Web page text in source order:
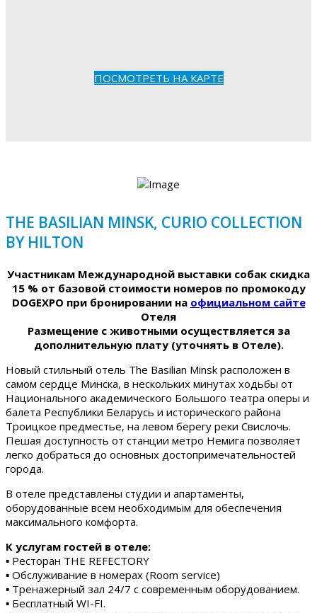
ПОСМОТРЕТЬ НА КАРТЕ
THE BASILIAN MINSK, CURIO COLLECTION
BY HILTON
Участникам Международной выставки собак скидка
15 % от базовой стоимости номеров по промокоду
DOGEXPO при бронировании на официальном сайте
Отеля
Размещение с животными осуществляется за
дополнительную плату (уточнять в Отеле).
Новый стильный отель The Basilian Minsk расположен в
самом сердце Минска, в нескольких минутах ходьбы от
Национального академического Большого театра оперы и
балета Республики Беларусь и исторического района
Троицкое предместье, на левом берегу реки Свислочь.
Пешая доступность от станции метро Немига позволяет
легко добраться до основных достопримечательностей
города.
В отеле представлены студии и апартаменты,
оборудованные всем необходимым для обеспечения
максимального комфорта.
К услугам гостей в отеле:
▪ Ресторан THE REFECTORY
▪ Обслуживание в номерах (Room service)
▪ Тренажерный зал 24/7 с современным оборудованием.
▪ Бесплатный WI-FI.